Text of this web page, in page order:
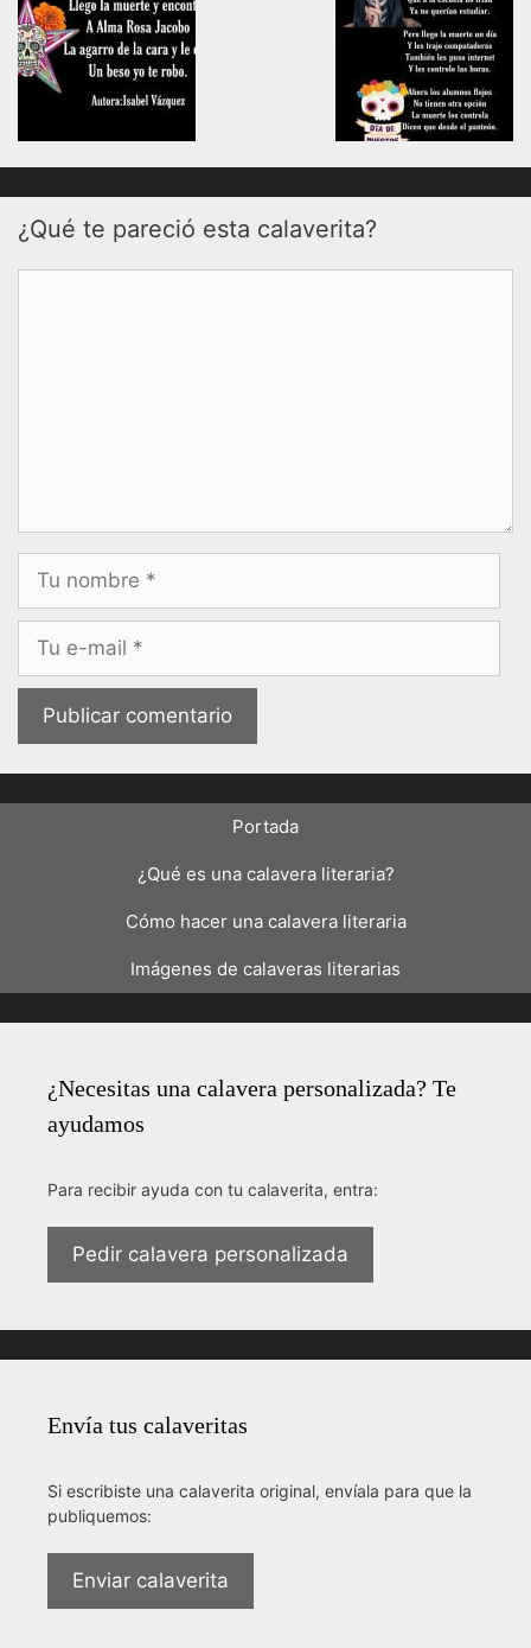
¿Qué te pareció esta calaverita?
electrónico
Portada
¿Qué es una calavera literaria?
Cómo hacer una calavera literaria
Imágenes de calaveras literarias
¿Necesitas una calavera personalizada? Te
ayudamos
Para recibir ayuda con tu calaverita, entra:
Pedir calavera personalizada
Envía tus calaveritas
Si escribiste una calaverita original, envíala para que la
publiquemos:
Enviar calaverita